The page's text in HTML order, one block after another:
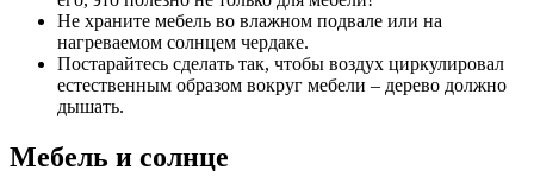
Не храните мебель во влажном подвале или на
нагреваемом солнцем чердаке.
Постарайтесь сделать так, чтобы воздух циркулировал
естественным образом вокруг мебели – дерево должно
дышать.
Мебель и солнце